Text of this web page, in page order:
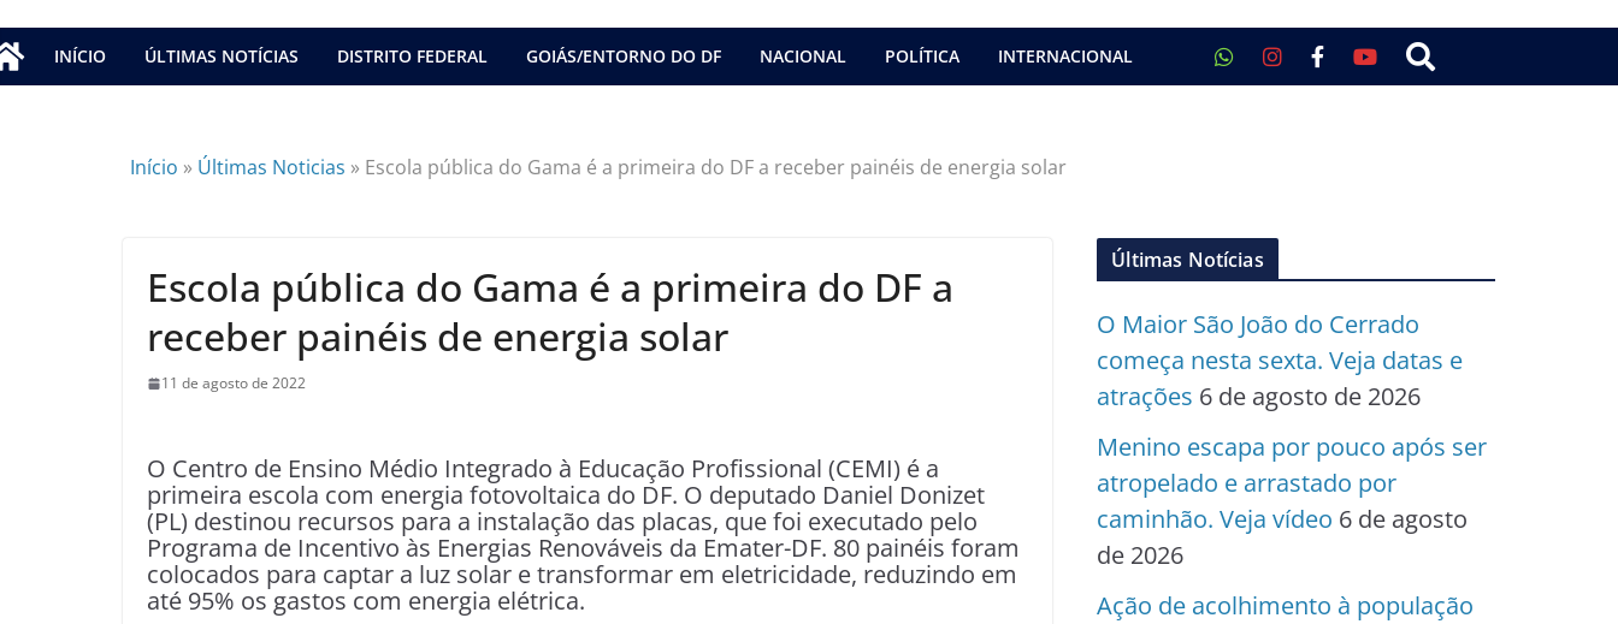
INÍCIO ÚLTIMAS NOTÍCIAS DISTRITO FEDERAL GOIÁS/ENTORNO DO DF NACIONAL POLÍTICA INTERNACIONAL
Início » Últimas Noticias » Escola pública do Gama é a primeira do DF a receber painéis de energia solar
Escola pública do Gama é a primeira do DF a
receber painéis de energia solar
11 de agosto de 2022
O Centro de Ensino Médio Integrado à Educação Profissional (CEMI) é a
primeira escola com energia fotovoltaica do DF. O deputado Daniel Donizet
(PL) destinou recursos para a instalação das placas, que foi executado pelo
Programa de Incentivo às Energias Renováveis da Emater-DF. 80 painéis foram
colocados para captar a luz solar e transformar em eletricidade, reduzindo em
até 95% os gastos com energia elétrica.
Últimas Notícias
O Maior São João do Cerrado
começa nesta sexta. Veja datas e
atrações 6 de agosto de 2026
Menino escapa por pouco após ser
atropelado e arrastado por
caminhão. Veja vídeo 6 de agosto
de 2026
Ação de acolhimento à população